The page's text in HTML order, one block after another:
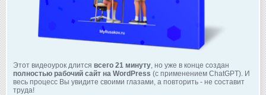
Этот видеоурок длится всего 21 минуту , но уже в конце создан
полностью рабочий сайт на WordPress (с применением ChatGPT). И
весь процесс Вы увидите своими глазами, а повторить - не составит
труда!